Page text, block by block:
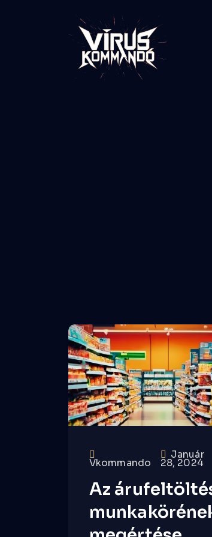
Vkommando
Január
28, 2024
Az